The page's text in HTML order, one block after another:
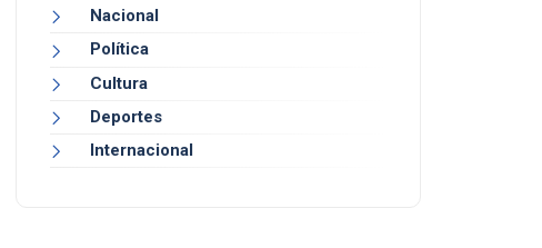
Nacional
Política
Cultura
Deportes
Internacional